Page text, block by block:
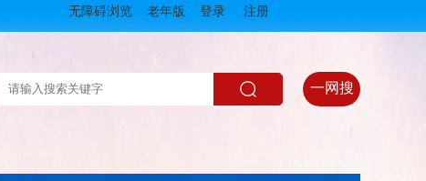
无障碍浏览 老年版 登录 注册
一网搜